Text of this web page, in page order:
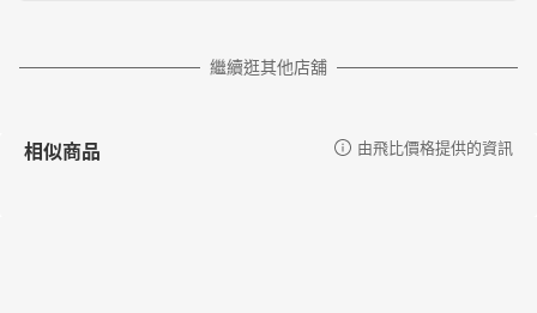
繼續逛其他店舖
相似商品 由飛比價格提供的資訊